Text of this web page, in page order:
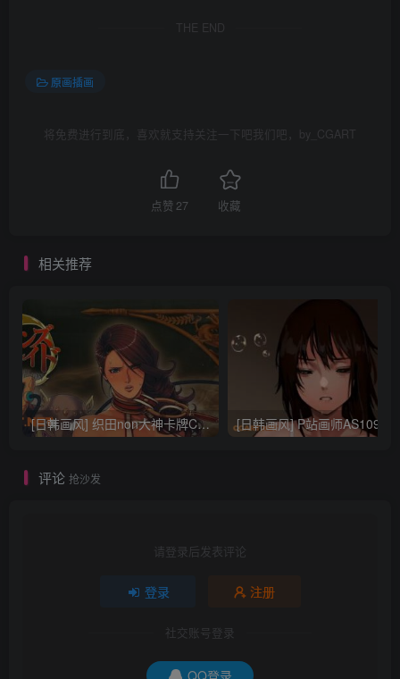
THE END
原画插画
将免费进行到底，喜欢就支持关注一下吧我们吧，by_CGART
点赞27 收藏
相关推荐
[日韩画风] 织田non大神卡牌CG插画设计画集256P 161M_CG原画资源
评论 抢沙发
请登录后发表评论
登录 注册
社交账号登录
QQ登录